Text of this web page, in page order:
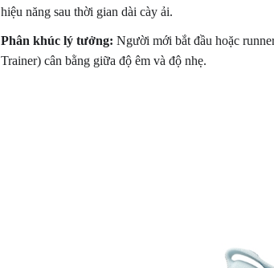
hiệu năng sau thời gian dài cày ải.
Phân khúc lý tưởng: Người mới bắt đầu hoặc
Trainer) cân bằng giữa độ êm và độ nhẹ.